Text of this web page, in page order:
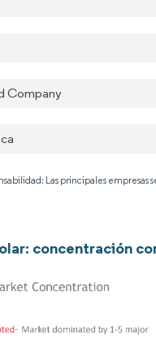
Company
Las principales empresas
concentración